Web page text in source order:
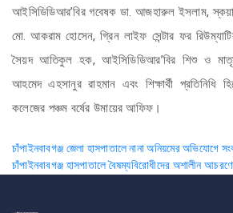
আইসিডিডিআর’বির গবেষক ডা. আজহারুল ইসলাম, স্কয়ার
মো. আকরাম হোসেন, গ্রিন লাইফ সেন্টার ফর রিউম্যাটিক
সৈয়দ আতিকুল হক, আইসিডিডিআর’বির শিশু ও
আহমেদ এহসানুর রাহমান এবং শিক্ষার্থী প্রতিনিধি
কলেজের পঞ্চম বর্ষের উমায়ের আফিফ।
Post
navigation
চাঁপাইনবাবগঞ্জ জেলা হাসপাতালে নানা অনিয়মের অভিযোগে
চাঁপাইনবাবগঞ্জ হাসপাতালে বৈষম্যবিরোধীদের অশালীন